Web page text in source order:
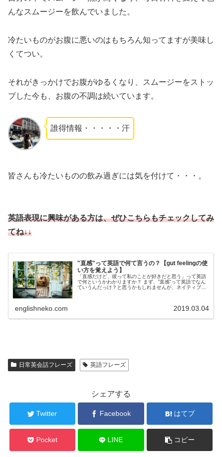
んなスムージーを飲んでいました。
冷たいものがお腹に悪いのはもちろん知ってますが美味し
くてつい。
それがきっかけでお腹がゆるくなり、スムージーをストッ
プした今も、お腹の不調は続いています。
誰得情報・・・・・汗
皆さんも冷たいものの飲み過ぎには気を付けて・・・。
英語表現に興味がある方は、ぜひこちらもチェックしてみ
てね↓↓
"直感"って英語で何て言うの？【gut feelingの使
い方を覚えよう】
「直感だけど、彼って私のことが好きだと思う」って英語
で何というかわかりますか？ まず、”直感”って英語でなん
ていうんだっけ？と思うかもしれませんが、ネイティブが
englishneko.com 2019.03.04
日常英会話フレーズ 英語フレーズ
シェアする
Twitter Facebook はてブ
Pocket LINE コピー